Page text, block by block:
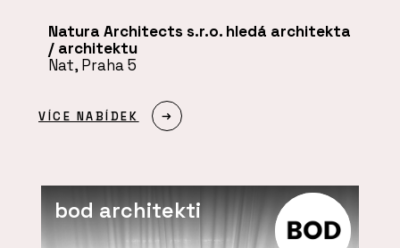
Natura Architects s.r.o. hledá architekta
/ architektu
Nat, Praha 5
VÍCE NABÍDEK
bod architekti